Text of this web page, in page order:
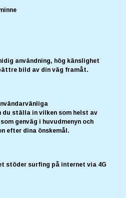
användning, hög känslighet
bild av din väg framåt.
ställa in vilken som helst av
genväg i huvudmenyn och
efter dina önskemål.
stöder surfing på internet via 4G